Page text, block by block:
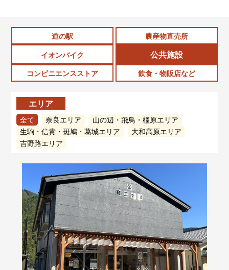
道の駅 農産物直売所
イオンバイク 公共施設
コンビニエンスストア 飲食・物販店など
エリア
全て 奈良エリア
山の辺・飛鳥・橿原エリア
生駒・信貴・斑鳩・葛城エリア
大和高原エリア
吉野路エリア